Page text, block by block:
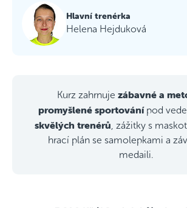
Hlavní trenérka
Helena Hejduková
Kurz zahrnuje zábavné a
promyšlené sportovánípod
skvělých trenérů , zážitky s
hrací plán se samolepkami a
medaili.